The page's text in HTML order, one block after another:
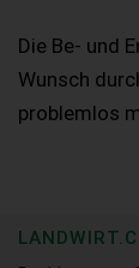
Die Be- und
Wunsch
problemlos